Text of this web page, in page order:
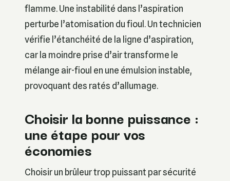
flamme. Une instabilité dans l’aspiration
perturbe l’atomisation du fioul. Un technicien
vérifie l’étanchéité de la ligne d’aspiration,
car la moindre prise d’air transforme le
mélange air-fioul en une émulsion instable,
provoquant des ratés d’allumage.
Choisir la bonne puissance :
une étape pour vos
économies
Choisir un brûleur trop puissant par sécurité